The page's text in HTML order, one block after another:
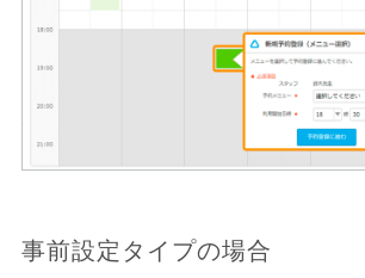
事前設定タイプの場合